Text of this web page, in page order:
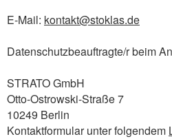
E-Mail: kontakt@stoklas.de
Datenschutzbeauftragte/r beim
STRATO GmbH
Otto-Ostrowski-Straße 7
10249 Berlin
Kontaktformular unter folgendem